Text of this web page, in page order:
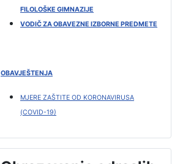
FILOLOŠKE GIMNAZIJE
VODIČ ZA OBAVEZNE IZBORNE PREDMETE
OBAVJEŠTENJA
MJERE ZAŠTITE OD KORONAVIRUSA
(COVID-19)